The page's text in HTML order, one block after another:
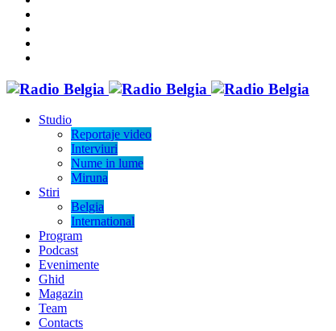
Studio
Reportaje video
Interviuri
Nume in lume
Miruna
Stiri
Belgia
International
Program
Podcast
Evenimente
Ghid
Magazin
Team
Contacts